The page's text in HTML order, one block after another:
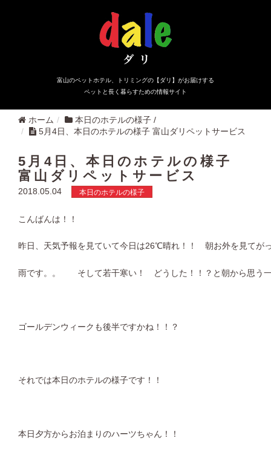
富山のペットホテル、トリミングの【ダリ】がお届けする
ペットと長く暮らすための情報サイト
ホーム 本日のホテルの様子 /
5月4日、本日のホテルの様子 富山ダリペットサービス
5月4日、本日のホテルの様子
富山ダリペットサービス
2018.05.04 本日のホテルの様子
こんばんは！！
昨日、天気予報を見ていて今日は26℃晴れ！！ 朝お外を見てが
雨です。。 そして若干寒い！ どうした！！？と朝から思う
ゴールデンウィークも後半ですかね！！？
それでは本日のホテルの様子です！！
本日夕方からお泊まりのハーツちゃん！！